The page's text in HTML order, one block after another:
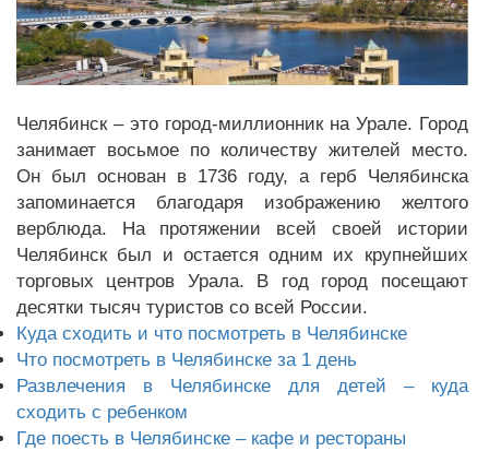
Челябинск – это город-миллионник на Урале. Город
занимает восьмое по количеству жителей место.
Он был основан в 1736 году, а герб Челябинска
запоминается благодаря изображению желтого
верблюда. На протяжении всей своей истории
Челябинск был и остается одним их крупнейших
торговых центров Урала. В год город посещают
десятки тысяч туристов со всей России.
Куда сходить и что посмотреть в Челябинске
Что посмотреть в Челябинске за 1 день
Развлечения в Челябинске для детей – куда
сходить с ребенком
Где поесть в Челябинске – кафе и рестораны